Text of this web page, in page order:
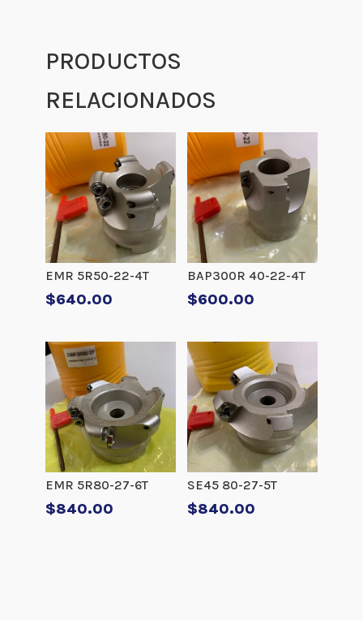
PRODUCTOS
RELACIONADOS
EMR 5R50-22-4T
$640.00
BAP300R 40-22-4T
$600.00
EMR 5R80-27-6T
$840.00
SE45 80-27-5T
$840.00